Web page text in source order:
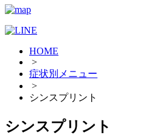
HOME
>
症状別メニュー
>
シンスプリント
シンスプリント